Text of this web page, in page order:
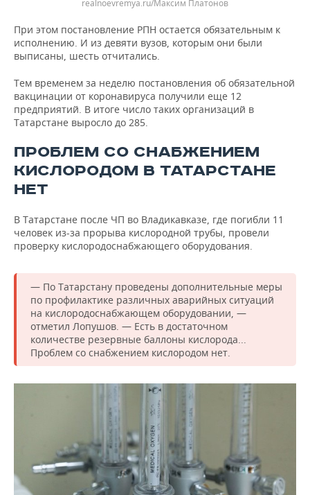
realnoevremya.ru/Максим Платонов
При этом постановление РПН остается обязательным к
исполнению. И из девяти вузов, которым они были
выписаны, шесть отчитались.
Тем временем за неделю постановления об обязательной
вакцинации от коронавируса получили еще 12
предприятий. В итоге число таких организаций в
Татарстане выросло до 285.
ПРОБЛЕМ СО СНАБЖЕНИЕМ
КИСЛОРОДОМ В ТАТАРСТАНЕ
НЕТ
В Татарстане после ЧП во Владикавказе, где погибли 11
человек из-за прорыва кислородной трубы, провели
проверку кислородоснабжающего оборудования.
— По Татарстану проведены дополнительные меры
по профилактике различных аварийных ситуаций
на кислородоснабжающем оборудовании, —
отметил Лопушов. — Есть в достаточном
количестве резервные баллоны кислорода...
Проблем со снабжением кислородом нет.